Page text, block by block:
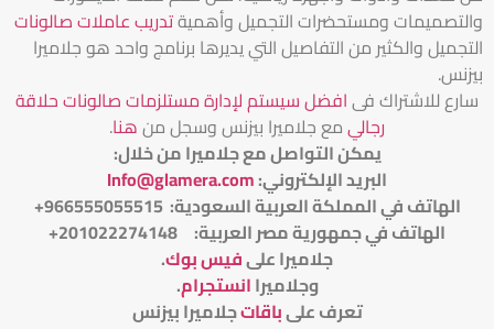
والتصميمات ومستحضرات التجميل وأهميةتدريب عاملات صالونات
التجميل والكثير من التفاصيل التي يديرها برنامج واحد هو جلاميرا
بيزنس.
سارع للاشتراك فىافضل سيستم لإدارة مستلزمات صالونات حلاقة
رجاليمع جلاميرا بيزنس وسجل منهنا.
يمكن التواصل مع جلاميرا من خلال:
البريد الإلكتروني:
Info@glamera.com
الهاتف في المملكة العربية السعودية: 966555055515+
الهاتف في جمهورية مصر العربية: 201022274148+
جلاميرا علىفيس بوك.
وجلاميراانستجرام.
تعرف علىباقاتجلاميرا بيزنس